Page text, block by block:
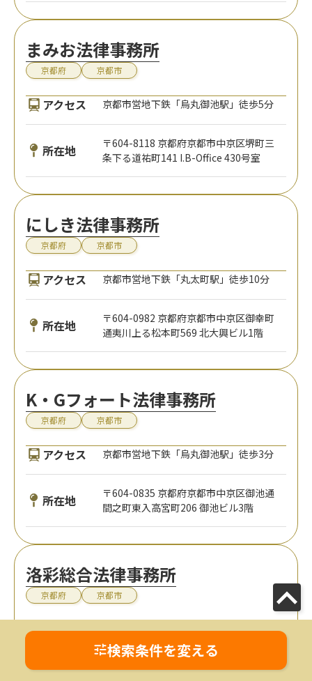
まみお法律事務所
京都府 京都市
アクセス 京都市営地下鉄「烏丸御池駅」徒歩5分
所在地
〒604-8118 京都府京都市中京区堺町三
条下る道祐町141 I.B-Office 430号室
にしき法律事務所
京都府 京都市
アクセス 京都市営地下鉄「丸太町駅」徒歩10分
所在地
〒604-0982 京都府京都市中京区御幸町
通夷川上る松本町569 北大興ビル1階
K・Gフォート法律事務所
京都府 京都市
アクセス 京都市営地下鉄「烏丸御池駅」徒歩3分
所在地
〒604-0835 京都府京都市中京区御池通
間之町東入高宮町206 御池ビル3階
洛彩総合法律事務所
京都府 京都市
アクセス 阪急電鉄「西院駅」徒歩4分
所在地
〒615-0022 京都府京都市右京区西院平
検索条件を変える